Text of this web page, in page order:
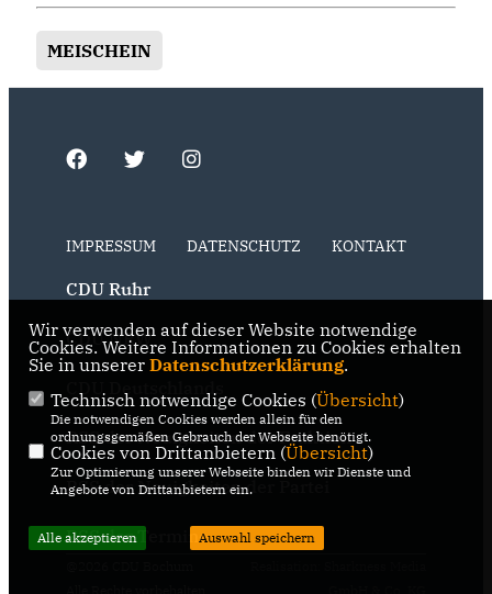
MEISCHEIN
IMPRESSUM DATENSCHUTZ KONTAKT
CDU Ruhr
CDU NRW
RSS der Neuigkeiten der Fraktion
RSS der Neuigkeiten der Partei
RSS der Termine
Wir verwenden auf dieser Website notwendige
Cookies. Weitere Informationen zu Cookies erhalten
Sie in unserer Datenschutzerklärung.
Technisch notwendige Cookies (Übersicht)
Die notwendigen Cookies werden allein für den
ordnungsgemäßen Gebrauch der Webseite benötigt.
Cookies von Drittanbietern (Übersicht)
Zur Optimierung unserer Webseite binden wir Dienste und
Angebote von Drittanbietern ein.
Alle akzeptieren Auswahl speichern